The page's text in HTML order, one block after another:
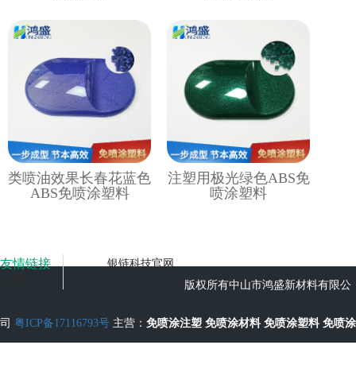
类喷油效果长春花蓝色
ABS免喷涂塑料
注塑用极光绿色ABS免
喷涂塑料
友情链接
银链科技官网
版权所有中山市鸿盛新材料有限公
司 粤ICP备17116793号 主营： 免喷涂注塑 免喷涂材料 免喷涂塑料 免喷涂